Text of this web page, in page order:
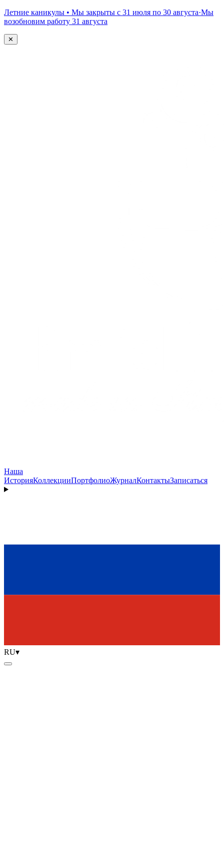
Летние каникулы • Мы закрыты с 31 июля по 30 августа·Мы
возобновим работу 31 августа
✕
Наша
ИсторияКоллекцииПортфолиоЖурналКонтактыЗаписаться
RU▾